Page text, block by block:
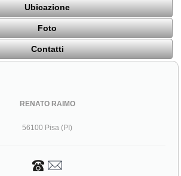
Ubicazione
Foto
Contatti
RENATO RAIMO
56100 Pisa (PI)